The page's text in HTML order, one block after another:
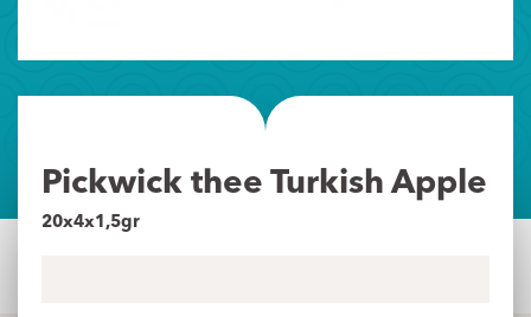
Pickwick thee Turkish Apple
20x4x1,5gr